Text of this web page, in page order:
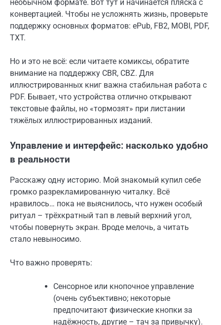
необычном формате. Вот тут и начинается пляска с
конвертацией. Чтобы не усложнять жизнь, проверьте
поддержку основных форматов: ePub, FB2, MOBI, PDF,
TXT.
Но и это не всё: если читаете комиксы, обратите
внимание на поддержку CBR, CBZ. Для
иллюстрированных книг важна стабильная работа с
PDF. Бывает, что устройства отлично открывают
текстовые файлы, но «тормозят» при листании
тяжёлых иллюстрированных изданий.
Управление и интерфейс: насколько удобно
в реальности
Расскажу одну историю. Мой знакомый купил себе
громко разрекламированную читалку. Всё
нравилось… пока не выяснилось, что нужен особый
ритуал – трёхкратный тап в левый верхний угол,
чтобы повернуть экран. Вроде мелочь, а читать
стало невыносимо.
Что важно проверять:
Сенсорное или кнопочное управление
(очень субъективно; некоторые
предпочитают физические кнопки за
надёжность, другие – тач за привычку).